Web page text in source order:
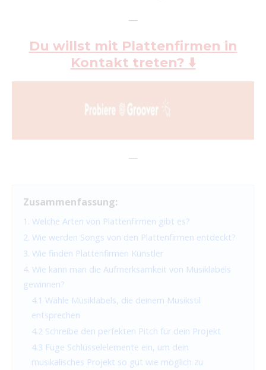
—
Du willst mit Plattenfirmen in
Kontakt treten? ⬇️
—
Zusammenfassung:
1. Welche Arten von Plattenfirmen gibt es?
2. Wie werden Songs von den Plattenfirmen entdeckt?
3. Wie finden Plattenfirmen Künstler
4. Wie kann man die Aufmerksamkeit von Musiklabels
gewinnen?
4.1 Wähle Musiklabels, die deinem Musikstil
entsprechen
4.2 Schreibe den perfekten Pitch für dein Projekt
4.3 Füge Schlüsselelemente ein, um dein
musikalisches Projekt so gut wie möglich zu